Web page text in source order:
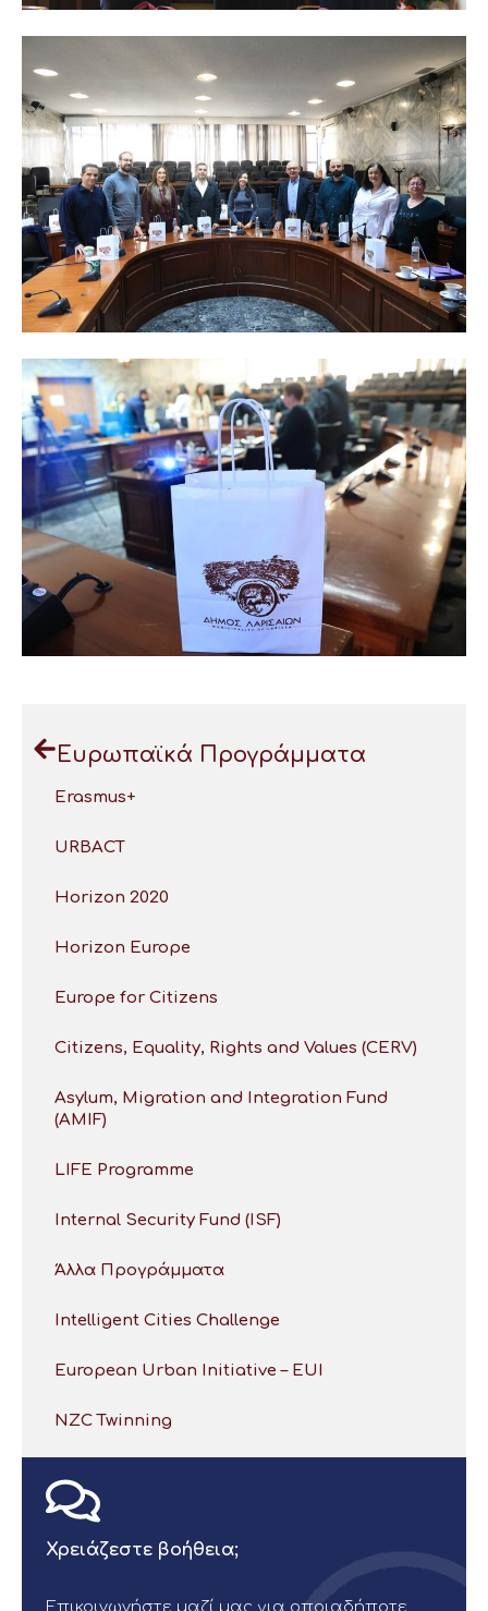
Ευρωπαϊκά Προγράμματα
Erasmus+
URBACT
Horizon 2020
Horizon Europe
Europe for Citizens
Citizens, Equality, Rights and Values (CERV)
Asylum, Migration and Integration Fund
(AMIF)
LIFE Programme
Internal Security Fund (ISF)
Άλλα Προγράμματα
Intelligent Cities Challenge
European Urban Initiative – EUI
NZC Twinning
Χρειάζεστε βοήθεια;